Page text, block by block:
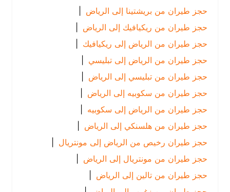
حجز طيران من بريشتينا إلى الرياض
|
حجز طيران من ريكيافيك إلى الرياض
|
حجز طيران من الرياض إلى ريكيافيك |
حجز طيران من الرياض إلى تبليسي |
حجز طيران من تبليسي إلى الرياض
|
حجز طيران من سكوبيه إلى الرياض
|
حجز طيران من الرياض إلى سكوبيه |
حجز طيران من هلسنكي إلى الرياض
|
حجز طيران رخيص من الرياض إلى مونتريال |
حجز طيران من مونتريال إلى الرياض
|
حجز طيران من تالين إلى الرياض
|